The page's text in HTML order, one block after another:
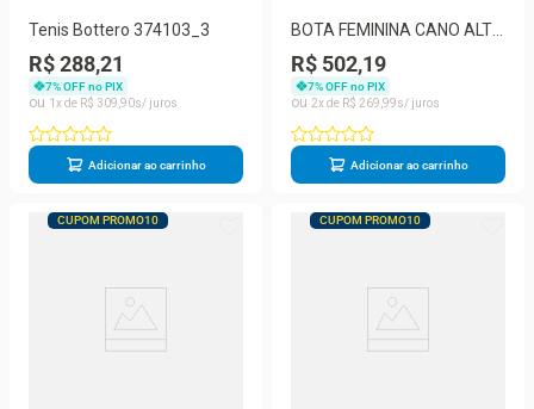
Tenis Bottero 374103_3
R$ 288,21
7% OFF no PIX
1
R$ 309 90
Adicionar ao carrinho
BOTA FEMININA CANO ALTO
BOTTERO - 346903
R$ 502,19
7% OFF no PIX
2
R$ 269 99
Adicionar ao carrinho
CUPOM PROMO10 CUPOM PROMO10